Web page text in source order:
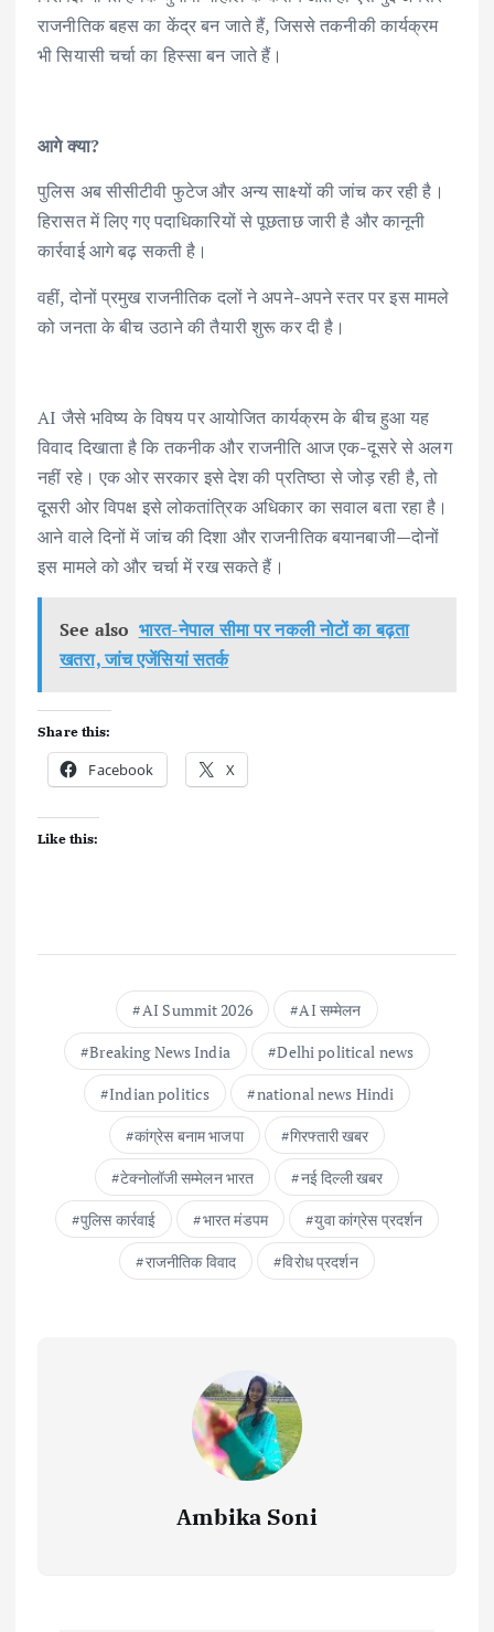
राजनीतिक बहस का केंद्र बन जाते हैं, जिससे तकनीकी कार्यक्रम
भी सियासी चर्चा का हिस्सा बन जाते हैं।
आगे क्या?
पुलिस अब सीसीटीवी फुटेज और अन्य साक्ष्यों की जांच कर रही है।
हिरासत में लिए गए पदाधिकारियों से पूछताछ जारी है और कानूनी
कार्रवाई आगे बढ़ सकती है।
वहीं, दोनों प्रमुख राजनीतिक दलों ने अपने-अपने स्तर पर इस मामले
को जनता के बीच उठाने की तैयारी शुरू कर दी है।
AI जैसे भविष्य के विषय पर आयोजित कार्यक्रम के बीच हुआ यह
विवाद दिखाता है कि तकनीक और राजनीति आज एक-दूसरे से अलग
नहीं रहे। एक ओर सरकार इसे देश की प्रतिष्ठा से जोड़ रही है, तो
दूसरी ओर विपक्ष इसे लोकतांत्रिक अधिकार का सवाल बता रहा है।
आने वाले दिनों में जांच की दिशा और राजनीतिक बयानबाजी—दोनों
इस मामले को और चर्चा में रख सकते हैं।
See also भारत-नेपाल सीमा पर नकली नोटों का बढ़ता
खतरा, जांच एजेंसियां सतर्क
Share this:
Facebook X
Like this:
AI Summit 2026
AI सम्मेलन
Breaking News India
Delhi political news
Indian politics
national news Hindi
कांग्रेस बनाम भाजपा
गिरफ्तारी खबर
टेक्नोलॉजी सम्मेलन भारत
नई दिल्ली खबर
पुलिस कार्रवाई
भारत मंडपम
युवा कांग्रेस प्रदर्शन
राजनीतिक विवाद
विरोध प्रदर्शन
Ambika Soni